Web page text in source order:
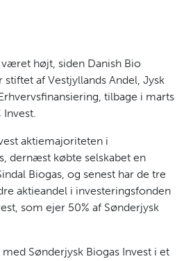
højt, siden Danish Bio
af Vestjyllands Andel, Jysk
tilbage i marts
aktiemajoriteten i
dernæst købte selskabet en
Biogas, og senest har de tre
aktieandel i investeringsfonden
som ejer 50% af Sønderjysk
Sønderjysk Biogas Invest i et